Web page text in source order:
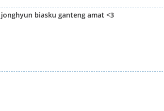
biasku ganteng amat <3